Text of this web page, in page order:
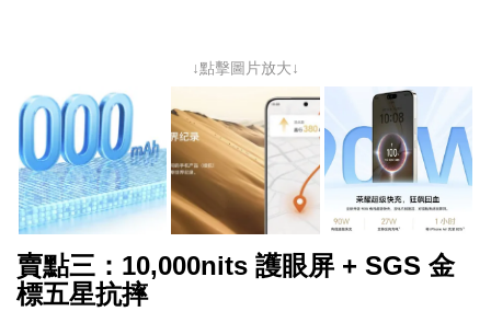
↓點擊圖片放大↓
賣點三：10,000nits 護眼屏 + SGS 金
標五星抗摔